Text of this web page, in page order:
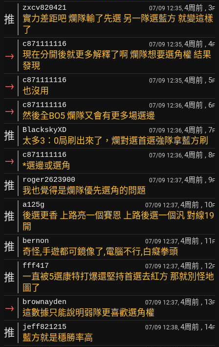
推
zxcv820421 07/09 12:35, 4周前 , 3F
實力差距吧 爛隊輸了先選 另一隊選藍方 就變這樣
了
→
c871111116 07/09 12:35, 4周前 , 4F
現在分開後就更多解釋了啊 爛隊想要選角權 結果
發現
→ c871111116 07/09 12:35, 4周前 , 5F
也沒用
→ c871111116 07/09 12:36, 4周前 , 6F
然後全BO5 爛隊又會有更多場選邊
推 BlackskyXD 07/09 12:36, 4周前 , 7F
太多3：0局刷出來了，爛對選首選強隊拿藍方刷
→ c871111116 07/09 12:36, 4周前 , 8F
*選邊或選角
推 roger2623900 07/09 12:37, 4周前 , 9F
我也覺得是爛隊優先選角的問題
推
a125g 07/09 12:37, 4周前 , 10F
後選更香 上路亮一個賽恩 上路後選一個汎 對線19
開
推 bernon 07/09 12:37, 4周前 , 11 F
奇怪,手遊都可鏡像了,電腦不行,白癡拳頭
推
fff417 07/09 12:37, 4周前 , 12F
一直被5選康特打爆還堅持首選去紅方 那就別怪地
圖了
→ brownayden 07/09 12:37, 4周前 , 13F
這數據只能說明弱隊更喜歡選角權
推 jeff821215 07/09 12:38, 4周前 , 14F
藍方就是穩勝率高